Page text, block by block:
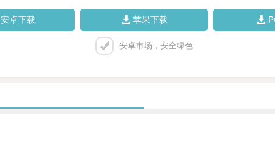
安卓下载 苹果下载
安卓市场，安全绿色